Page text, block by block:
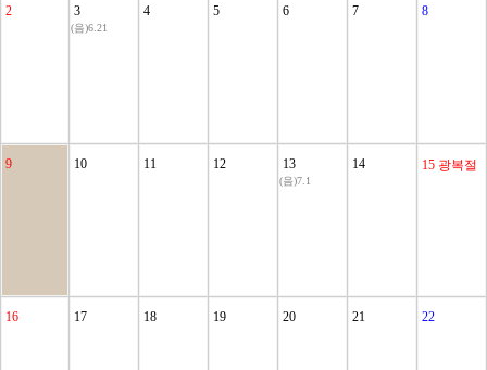
2 3
(음)6.21
4 5 6 7 8
9 10 11 12 13
(음)7.1
14 15 광복절
16 17 18 19 20 21 22